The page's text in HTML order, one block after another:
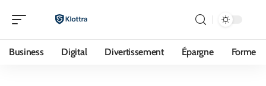
Business Digital Divertissement Épargne Forme